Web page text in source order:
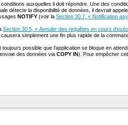
auxquelles il doit répondre. Une des
détecte la disponibilité de données, il devrait
NOTIFY (voir la Section 30.7, « Notification
Section 30.5, « Annuler des requêtes en cours
causera simplement une fin plus rapide de la
possible que l'application se bloque en
des données via COPY IN). Pour empêcher